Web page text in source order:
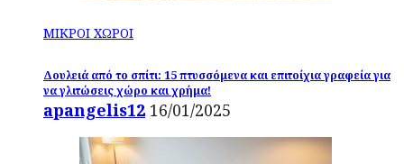
ΜΙΚΡΟΙ ΧΩΡΟΙ
Δουλειά από το σπίτι: 15 πτυσσόμενα και επιτοίχια γραφεία για
να γλιτώσεις χώρο και χρήμα!
apangelis12 16/01/2025